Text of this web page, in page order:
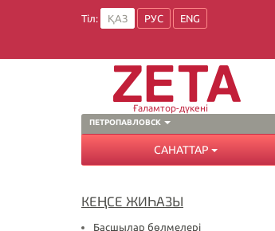
Тіл: ҚАЗ РУС ENG
ПЕТРОПАВЛОВСК
Ғаламтор-дүкені
САНАТТАР
КЕҢСЕ ЖИҺАЗЫ
Басшылар бөлмелері